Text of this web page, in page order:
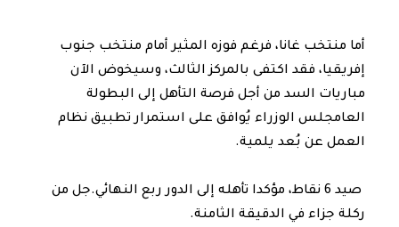
أما منتخب غانا، فرغم فوزه المثير أمام منتخب جنوب
إفريقيا، فقد اكتفى بالمركز الثالث، وسيخوض الآن
مباريات السد من أجل فرصة التأهل إلى البطولة
العامجلس الوزراء يُوافق على استمرار تطبيق نظام
العمل عن بُعد يلمية.
صيد 6 نقاط، مؤكدا تأهله إلى الدور ربع النهائي.جل من
ركلة جزاء في الدقيقة الثامنة.